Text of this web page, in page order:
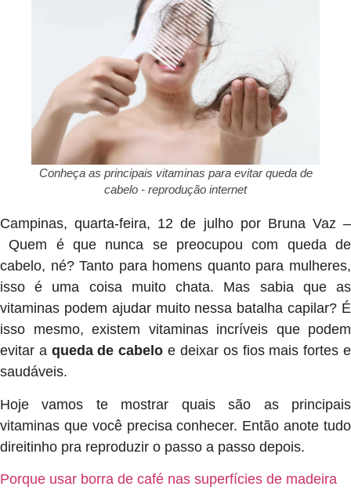
Conheça as principais vitaminas para evitar queda de
cabelo - reprodução internet
Campinas, quarta-feira, 12 de julho por Bruna Vaz –
Quem é que nunca se preocupou com queda de
cabelo, né? Tanto para homens quanto para mulheres,
isso é uma coisa muito chata. Mas sabia que as
vitaminas podem ajudar muito nessa batalha capilar? É
isso mesmo, existem vitaminas incríveis que podem
evitar a queda de cabelo e deixar os fios mais fortes e
saudáveis.
Hoje vamos te mostrar quais são as principais
vitaminas que você precisa conhecer. Então anote tudo
direitinho pra reproduzir o passo a passo depois.
Porque usar borra de café nas superfícies de madeira